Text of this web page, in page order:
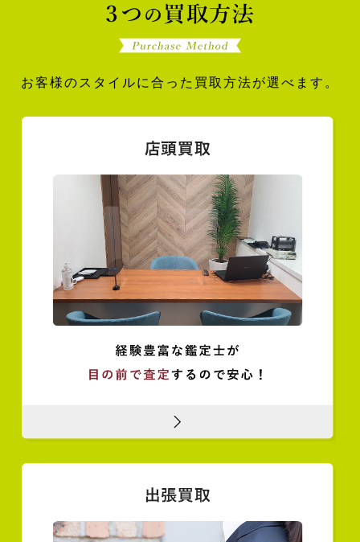
お客様のスタイルに合った買取方法が選べます。